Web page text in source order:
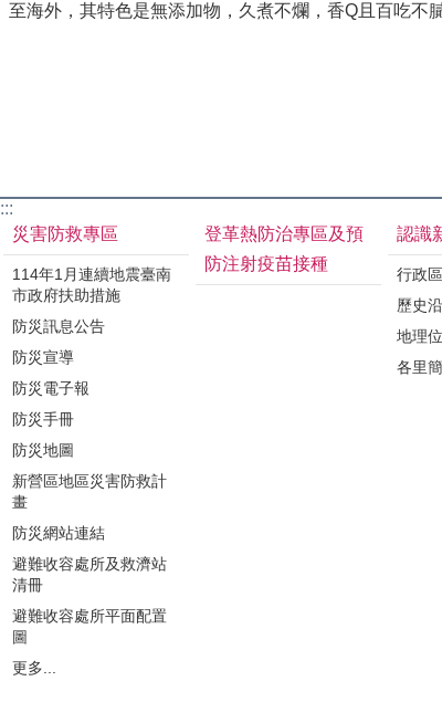
至海外，其特色是無添加物，久煮不爛，香Q且百吃不
:::
災害防救專區
114年1月連續地震臺南
市政府扶助措施
防災訊息公告
防災宣導
防災電子報
防災手冊
防災地圖
新營區地區災害防救計
畫
防災網站連結
避難收容處所及救濟站
清冊
避難收容處所平面配置
圖
更多...
登革熱防治專區及預
防注射疫苗接種
認識
行政
歷史
地理
各里